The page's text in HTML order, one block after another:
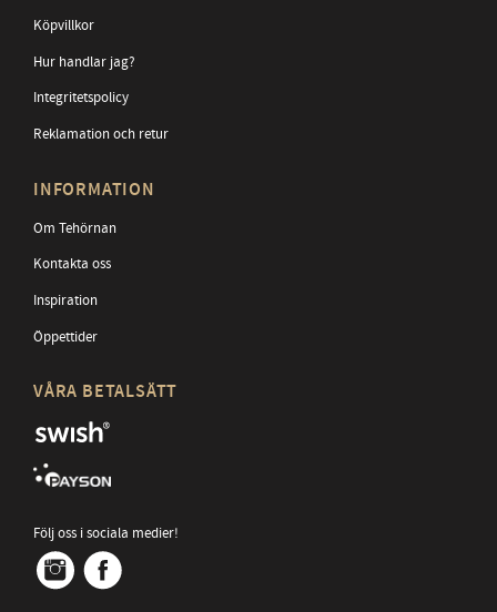
Köpvillkor
Hur handlar jag?
Integritetspolicy
Reklamation och retur
INFORMATION
Om Tehörnan
Kontakta oss
Inspiration
Öppettider
VÅRA BETALSÄTT
Följ oss i sociala medier!